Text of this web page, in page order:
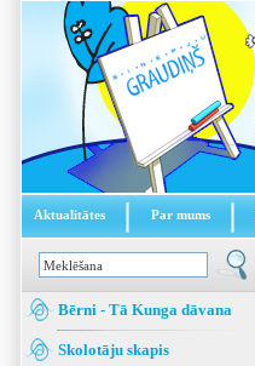
Aktualitātes Par mums
Bērni - Tā Kunga dāvana
Skolotāju skapis